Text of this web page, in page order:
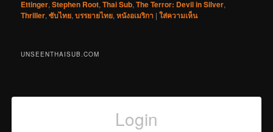
Ettinger,Stephen Root,Thai Sub,The Terror: Devil in Silver,
Thriller,ซับไทย,บรรยายไทย,หนังอเมริกา |ใส่ความเห็น
UNSEENTHAISUB.COM
Login